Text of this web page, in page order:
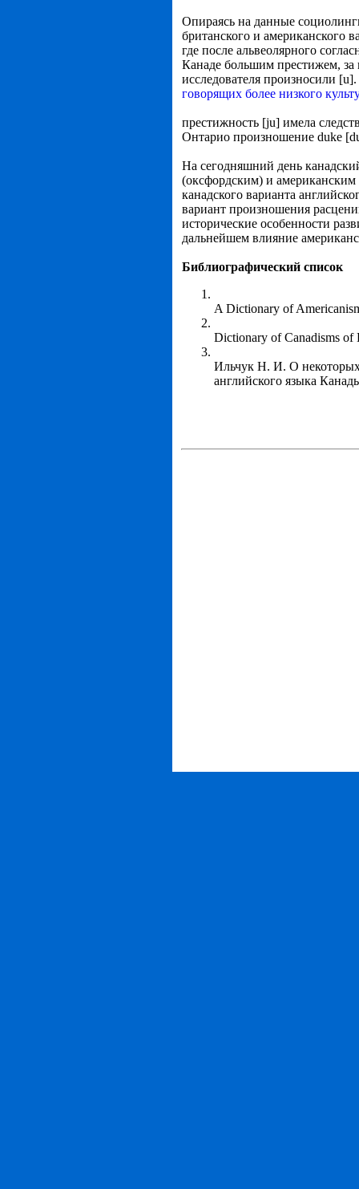
Опираясь на данные
британского и американского
где после альвеолярного
Канаде большим престижем, за
исследователя произносили
говорящих более низкого
престижность [ju] имела
Онтарио произношение duke
На сегодняшний день
(оксфордским) и
канадского варианта
вариант произношения
исторические особенности
дальнейшем влияние
Библиографический список
A Dictionary of
Dictionary of Canadisms of
Ильчук Н. И. О некоторых
английского языка